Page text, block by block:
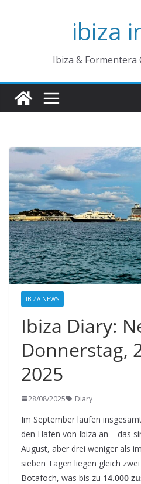
ibiza
Ibiza & Formentera
IBIZA NEWS
Ibiza Diary:
Donnerstag,
2025
28/08/2025 Diary
Im September laufen
den Hafen von Ibiza an – das
August, aber drei weniger als
sieben Tagen liegen gleich
Botafoch, was bis zu 14.000